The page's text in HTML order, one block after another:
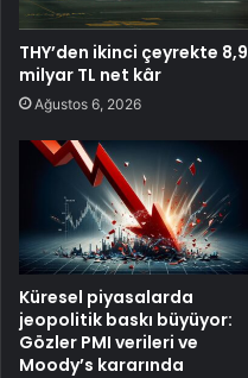
THY’den ikinci çeyrekte 8,9
milyar TL net kâr
Ağustos 6, 2026
Küresel piyasalarda
jeopolitik baskı büyüyor:
Gözler PMI verileri ve
Moody’s kararında